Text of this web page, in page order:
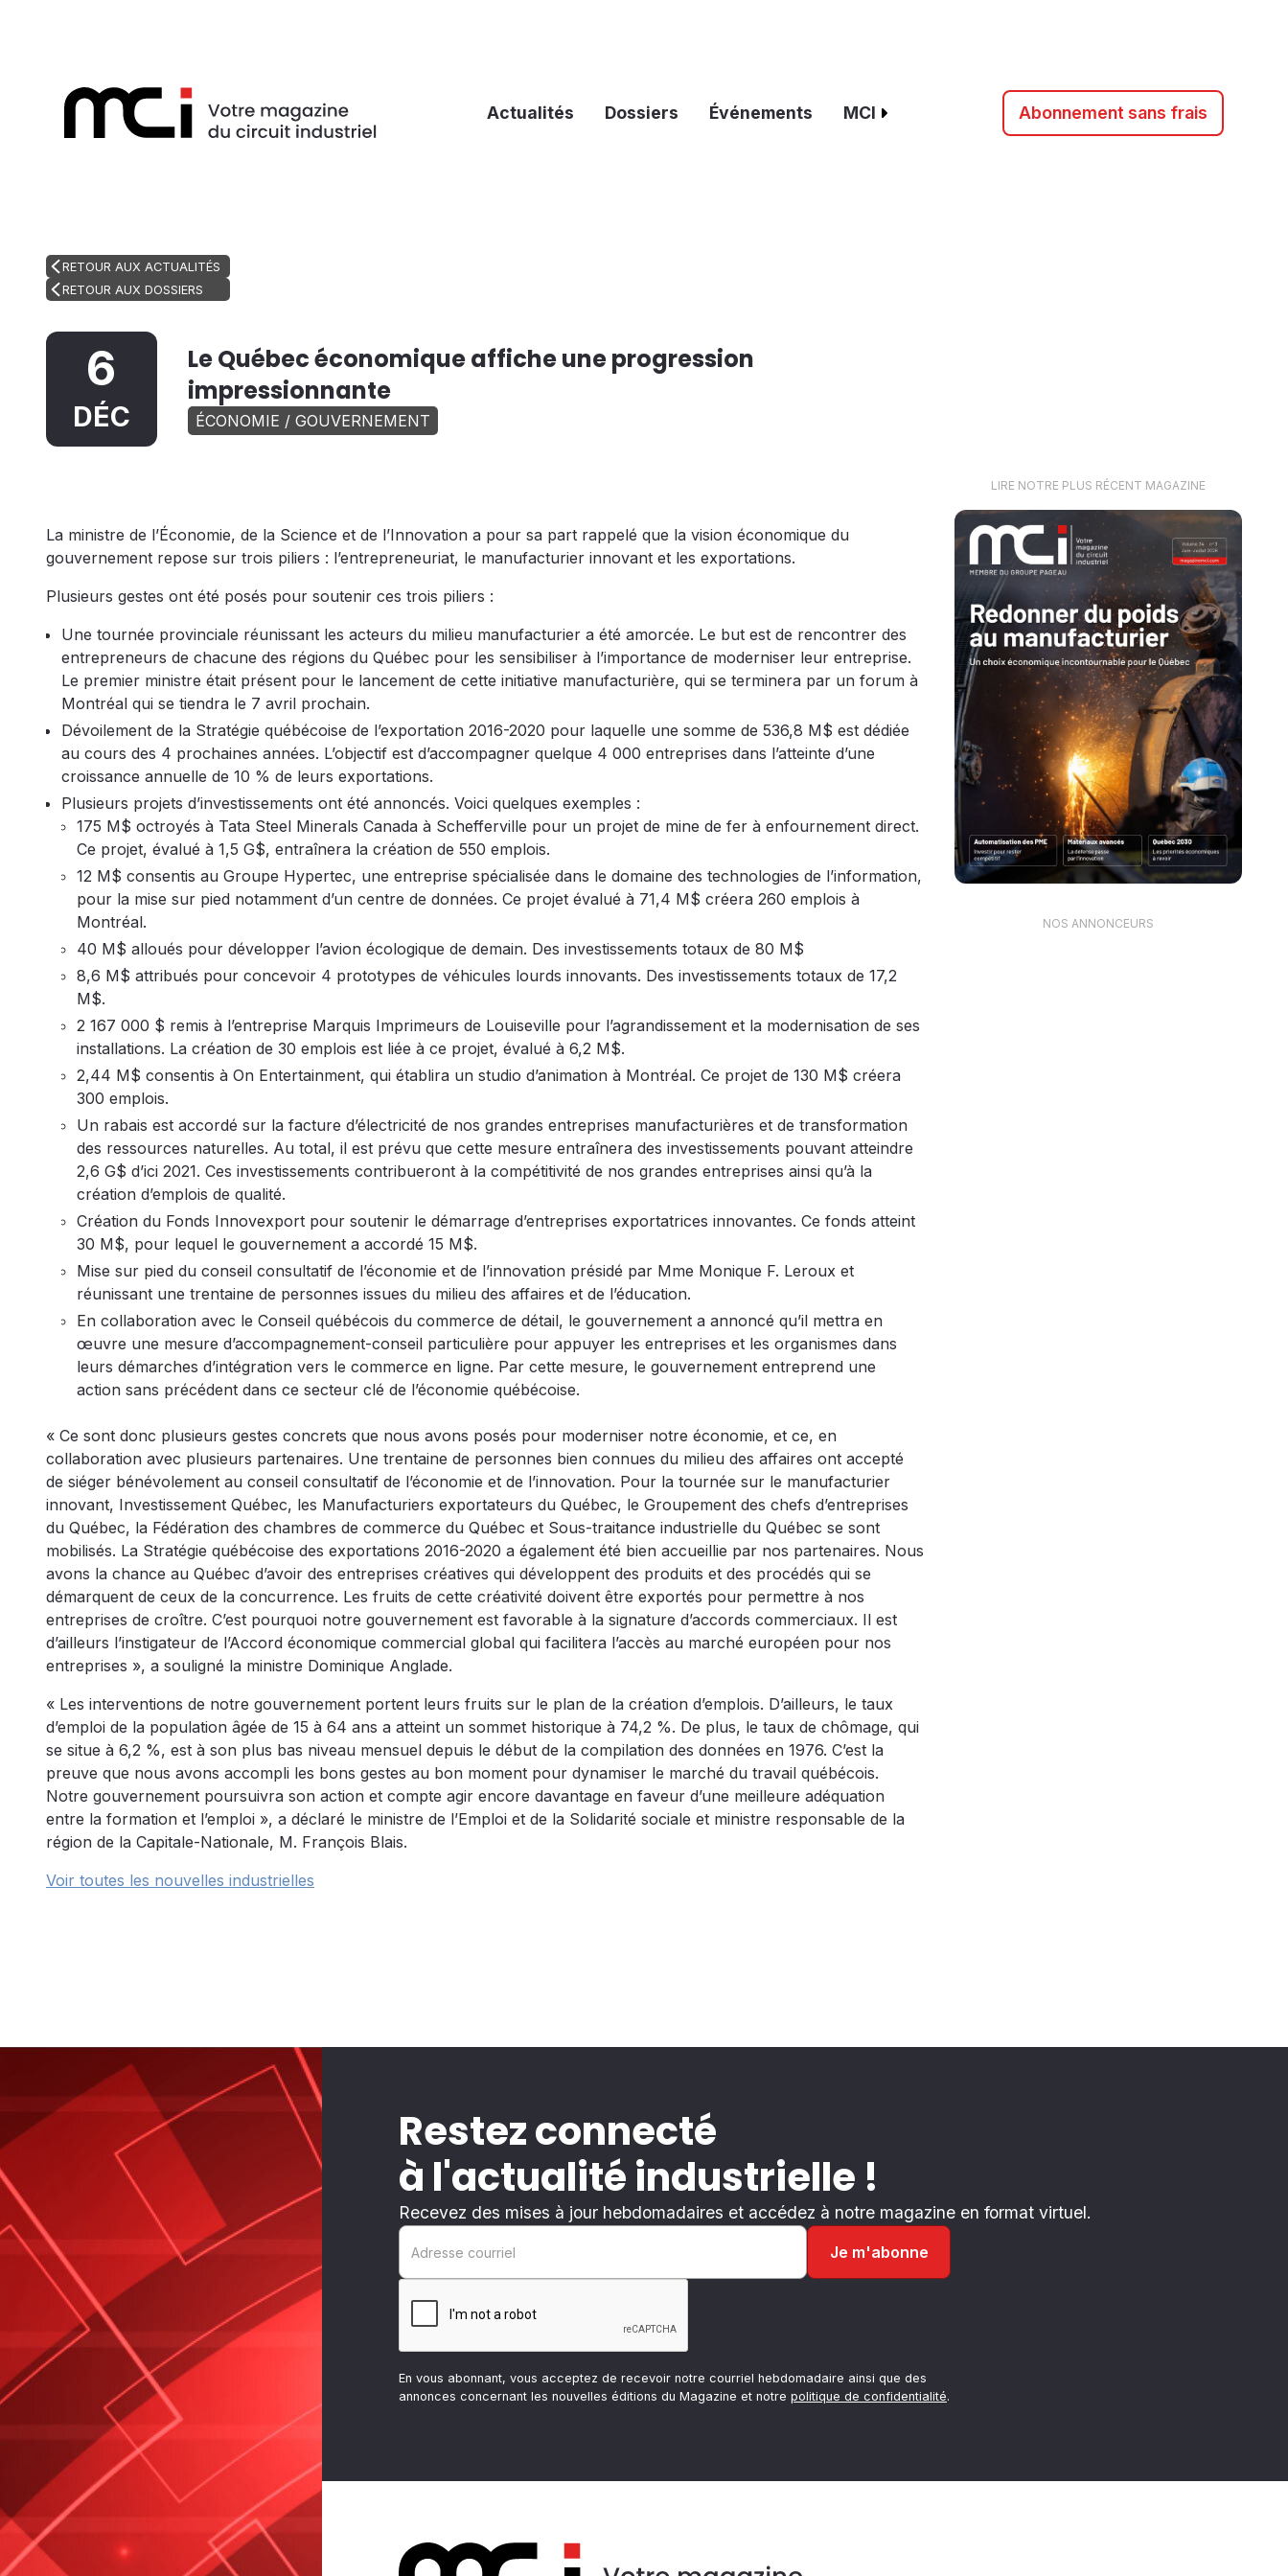
Actualités Dossiers Événements MCI Abonnement sans frais
RETOUR AUX ACTUALITÉS
RETOUR AUX DOSSIERS
6
DÉC
Le Québec économique affiche une progression
impressionnante
ÉCONOMIE / GOUVERNEMENT
La ministre de l’Économie, de la Science et de l’Innovation a pour sa part rappelé que la vision économique du
gouvernement repose sur trois piliers : l’entrepreneuriat, le manufacturier innovant et les exportations.
Plusieurs gestes ont été posés pour soutenir ces trois piliers :
Une tournée provinciale réunissant les acteurs du milieu manufacturier a été amorcée. Le but est de rencontrer des
entrepreneurs de chacune des régions du Québec pour les sensibiliser à l’importance de moderniser leur entreprise.
Le premier ministre était présent pour le lancement de cette initiative manufacturière, qui se terminera par un forum à
Montréal qui se tiendra le 7 avril prochain.
Dévoilement de la Stratégie québécoise de l’exportation 2016-2020 pour laquelle une somme de 536,8 M$ est dédiée
au cours des 4 prochaines années. L’objectif est d’accompagner quelque 4 000 entreprises dans l’atteinte d’une
croissance annuelle de 10 % de leurs exportations.
Plusieurs projets d’investissements ont été annoncés. Voici quelques exemples :
175 M$ octroyés à Tata Steel Minerals Canada à Schefferville pour un projet de mine de fer à enfournement direct.
Ce projet, évalué à 1,5 G$, entraînera la création de 550 emplois.
12 M$ consentis au Groupe Hypertec, une entreprise spécialisée dans le domaine des technologies de l’information,
pour la mise sur pied notamment d’un centre de données. Ce projet évalué à 71,4 M$ créera 260 emplois à
Montréal.
40 M$ alloués pour développer l’avion écologique de demain. Des investissements totaux de 80 M$
8,6 M$ attribués pour concevoir 4 prototypes de véhicules lourds innovants. Des investissements totaux de 17,2
M$.
2 167 000 $ remis à l’entreprise Marquis Imprimeurs de Louiseville pour l’agrandissement et la modernisation de ses
installations. La création de 30 emplois est liée à ce projet, évalué à 6,2 M$.
2,44 M$ consentis à On Entertainment, qui établira un studio d’animation à Montréal. Ce projet de 130 M$ créera
300 emplois.
Un rabais est accordé sur la facture d’électricité de nos grandes entreprises manufacturières et de transformation
des ressources naturelles. Au total, il est prévu que cette mesure entraînera des investissements pouvant atteindre
2,6 G$ d’ici 2021. Ces investissements contribueront à la compétitivité de nos grandes entreprises ainsi qu’à la
création d’emplois de qualité.
Création du Fonds Innovexport pour soutenir le démarrage d’entreprises exportatrices innovantes. Ce fonds atteint
30 M$, pour lequel le gouvernement a accordé 15 M$.
Mise sur pied du conseil consultatif de l’économie et de l’innovation présidé par Mme Monique F. Leroux et
réunissant une trentaine de personnes issues du milieu des affaires et de l’éducation.
En collaboration avec le Conseil québécois du commerce de détail, le gouvernement a annoncé qu’il mettra en
œuvre une mesure d’accompagnement-conseil particulière pour appuyer les entreprises et les organismes dans
leurs démarches d’intégration vers le commerce en ligne. Par cette mesure, le gouvernement entreprend une
action sans précédent dans ce secteur clé de l’économie québécoise.
« Ce sont donc plusieurs gestes concrets que nous avons posés pour moderniser notre économie, et ce, en
collaboration avec plusieurs partenaires. Une trentaine de personnes bien connues du milieu des affaires ont accepté
de siéger bénévolement au conseil consultatif de l’économie et de l’innovation. Pour la tournée sur le manufacturier
innovant, Investissement Québec, les Manufacturiers exportateurs du Québec, le Groupement des chefs d’entreprises
du Québec, la Fédération des chambres de commerce du Québec et Sous-traitance industrielle du Québec se sont
mobilisés. La Stratégie québécoise des exportations 2016-2020 a également été bien accueillie par nos partenaires. Nous
avons la chance au Québec d’avoir des entreprises créatives qui développent des produits et des procédés qui se
démarquent de ceux de la concurrence. Les fruits de cette créativité doivent être exportés pour permettre à nos
entreprises de croître. C’est pourquoi notre gouvernement est favorable à la signature d’accords commerciaux. Il est
d’ailleurs l’instigateur de l’Accord économique commercial global qui facilitera l’accès au marché européen pour nos
entreprises », a souligné la ministre Dominique Anglade.
« Les interventions de notre gouvernement portent leurs fruits sur le plan de la création d’emplois. D’ailleurs, le taux
d’emploi de la population âgée de 15 à 64 ans a atteint un sommet historique à 74,2 %. De plus, le taux de chômage, qui
se situe à 6,2 %, est à son plus bas niveau mensuel depuis le début de la compilation des données en 1976. C’est la
preuve que nous avons accompli les bons gestes au bon moment pour dynamiser le marché du travail québécois.
Notre gouvernement poursuivra son action et compte agir encore davantage en faveur d’une meilleure adéquation
entre la formation et l’emploi », a déclaré le ministre de l’Emploi et de la Solidarité sociale et ministre responsable de la
région de la Capitale-Nationale, M. François Blais.
Voir toutes les nouvelles industrielles
LIRE NOTRE PLUS RÉCENT MAGAZINE
NOS ANNONCEURS
Restez connecté
à l'actualité industrielle !
Recevez des mises à jour hebdomadaires et accédez à notre magazine en format virtuel.
En vous abonnant, vous acceptez de recevoir notre courriel hebdomadaire ainsi que des
annonces concernant les nouvelles éditions du Magazine et notre politique de confidentialité.